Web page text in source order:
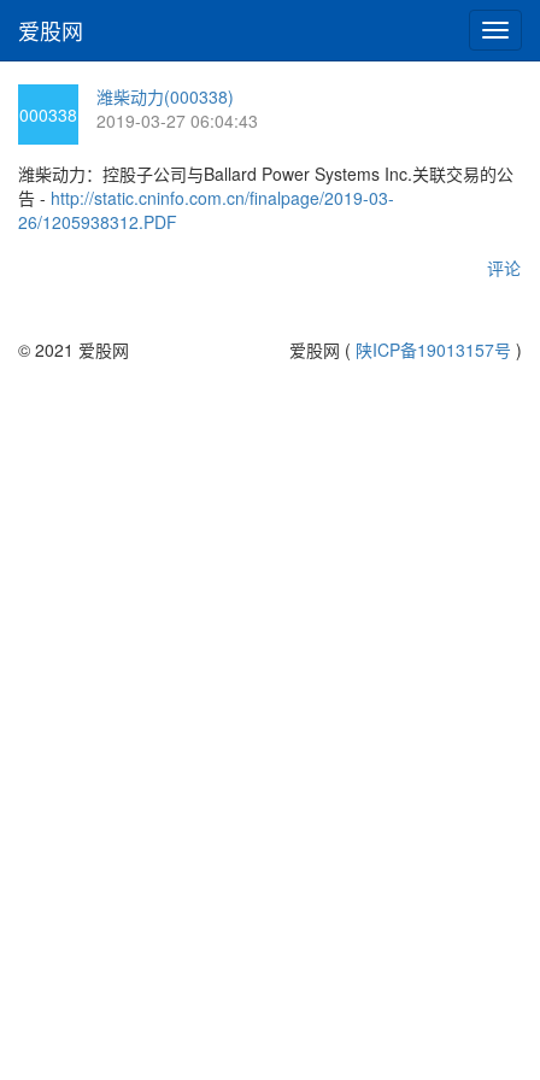
切
换
爱股网
000338
潍柴动力(000338)
2019-03-27 06:04:43
潍柴动力：控股子公司与Ballard Power Systems Inc.关联交易的公
告 - http://static.cninfo.com.cn/finalpage/2019-03-
26/1205938312.PDF
评论
© 2021 爱股网 爱股网 ( 陕ICP备19013157号 )